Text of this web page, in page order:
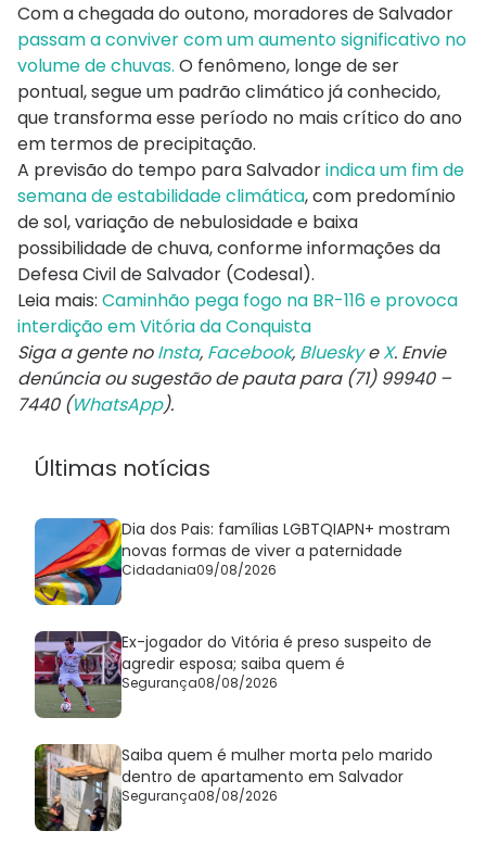
Com a chegada do outono, moradores de Salvador
passam a conviver com um aumento significativo no
volume de chuvas. O fenômeno, longe de ser
pontual, segue um padrão climático já conhecido,
que transforma esse período no mais crítico do ano
em termos de precipitação.
A previsão do tempo para Salvadorindica um fim de
semana de estabilidade climática, com predomínio
de sol, variação de nebulosidade e baixa
possibilidade de chuva, conforme informações da
Defesa Civil de Salvador (Codesal).
Leia mais: Caminhão pega fogo na BR-116 e provoca
interdição em Vitória da Conquista
Siga a gente noInsta, Facebook, BlueskyeX. Envie
denúncia ou sugestão de pauta para (71) 99940 –
7440 (WhatsApp).
Últimas notícias
Dia dos Pais: famílias LGBTQIAPN+ mostram
novas formas de viver a paternidade
Cidadania09/08/2026
Ex-jogador do Vitória é preso suspeito de
agredir esposa; saiba quem é
Segurança08/08/2026
Saiba quem é mulher morta pelo marido
dentro de apartamento em Salvador
Segurança08/08/2026